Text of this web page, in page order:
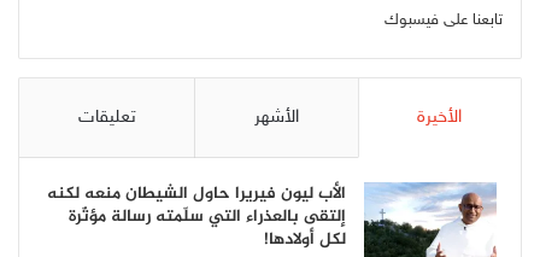
تابعنا على فيسبوك
الأخيرة الأشهر تعليقات
الأب ليون فيريرا حاول الشيطان منعه لكنه
إلتقى بالعذراء التي سلّمته رسالة مؤثّرة
لكل أولادها!